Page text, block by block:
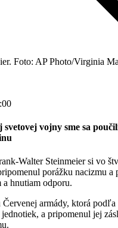
Foto: AP Photo/Virginia
vojny sme sa
Walter Steinmeier si vo
porážku nacizmu a
hnutiam odporu.
armády, ktorá
a pripomenul jej